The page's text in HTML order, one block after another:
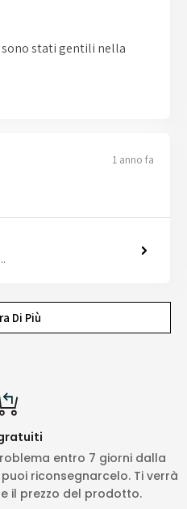
stati gentili nella
1 anno fa
Di Più
entro 7 giorni dalla
riconsegnarcelo. Ti verrà
il prezzo del prodotto.